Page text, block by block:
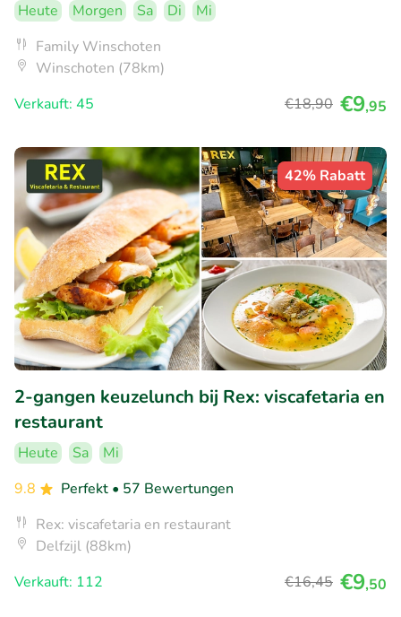
Heute Morgen Sa Di
Mi
Family Winschoten
Winschoten (78km)
Verkauft: 45
€18,90 €9,95
42% Rabatt
2-gangen keuzelunch bij Rex: viscafetaria en
restaurant
Heute Sa
Mi
9.8
Perfekt • 57 Bewertungen
Rex: viscafetaria en restaurant
Delfzijl (88km)
Verkauft: 112
€16,45 €9,50